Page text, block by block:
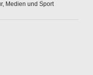
Medien und Sport